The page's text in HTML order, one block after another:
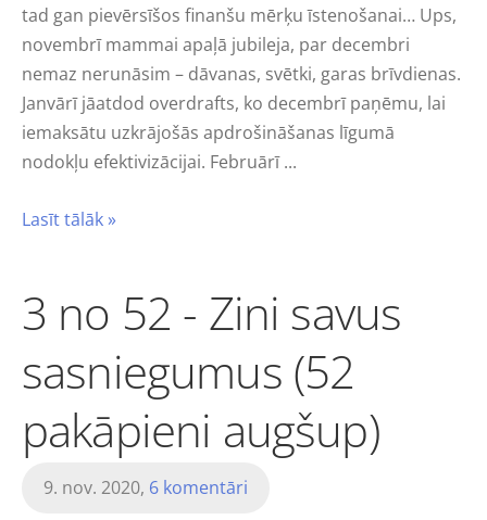
tad gan pievērsīšos finanšu mērķu īstenošanai… Ups,
novembrī mammai apaļā jubileja, par decembri
nemaz nerunāsim – dāvanas, svētki, garas brīvdienas.
Janvārī jāatdod overdrafts, ko decembrī paņēmu, lai
iemaksātu uzkrājošās apdrošināšanas līgumā
nodokļu efektivizācijai. Februārī ...
Lasīt tālāk »
3 no 52 - Zini savus
sasniegumus (52
pakāpieni augšup)
9. nov. 2020, 6 komentāri